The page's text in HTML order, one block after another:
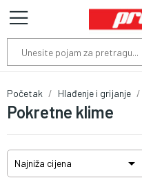
Pokretne klime
Početak Hlađenje i grijanje
Najniža cijena 